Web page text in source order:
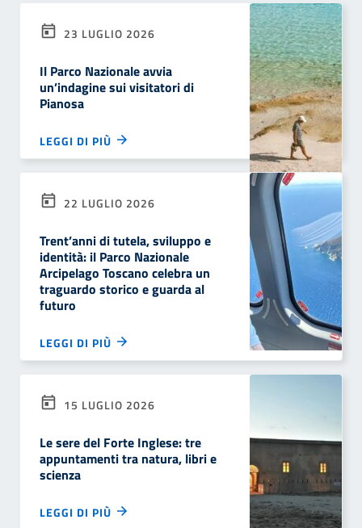
23 LUGLIO 2026
Il Parco Nazionale avvia
un’indagine sui visitatori di
Pianosa
LEGGI DI PIÙ
22 LUGLIO 2026
Trent’anni di tutela, sviluppo e
identità: il Parco Nazionale
Arcipelago Toscano celebra un
traguardo storico e guarda al
futuro
LEGGI DI PIÙ
15 LUGLIO 2026
Le sere del Forte Inglese: tre
appuntamenti tra natura, libri e
scienza
LEGGI DI PIÙ